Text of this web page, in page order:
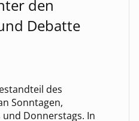
den
Debatte
des
Sonntagen,
Donnerstags. In